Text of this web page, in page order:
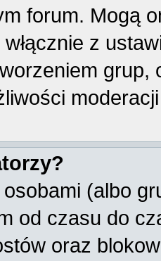
forum. Mogą
włącznie z
grup,
(albo
od czasu do
oraz